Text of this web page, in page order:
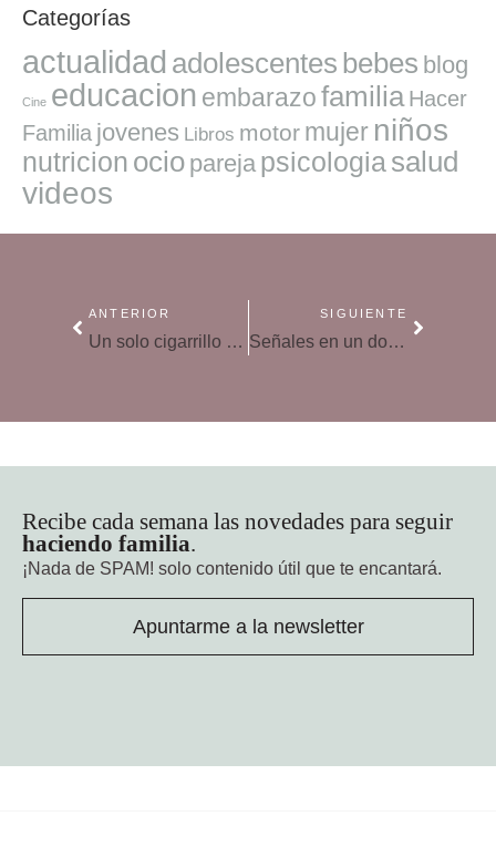
Categorías
actualidad adolescentes bebes blog
Cine educacion embarazofamilia Hacer
Familia jovenes Libros motor mujer niños
nutricion ocio pareja psicologiasalud
videos
ANTERIOR
Un solo cigarrillo al día incrementa en hasta un 120% el riesgo de infarto
SIGUIENTE
Señales en un dolor de estómago que no debes pasar por alto
Recibe cada semana las novedades para seguir
haciendo familia.
¡Nada de SPAM! solo contenido útil que te encantará.
Apuntarme a la newsletter